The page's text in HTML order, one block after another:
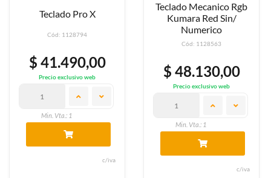
Teclado Pro X
Cód: 1128794
$ 41.490,00
Precio exclusivo web
Min. Vta.: 1
c/iva
Teclado Mecanico Rgb
Kumara Red Sin/
Numerico
Cód: 1128563
$ 48.130,00
Precio exclusivo web
Min. Vta.: 1
c/iva